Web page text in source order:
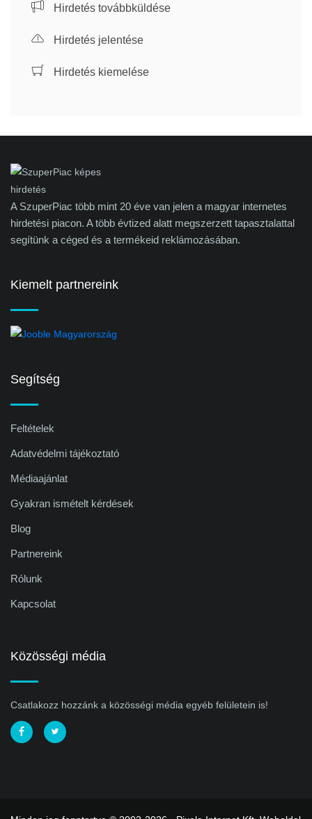
Hirdetés továbbküldése
Hirdetés jelentése
Hirdetés kiemelése
A SzuperPiac több mint 20 éve van jelen a magyar internetes
hirdetési piacon. A több évtized alatt megszerzett tapasztalattal
segítünk a céged és a termékeid reklámozásában.
Kiemelt partnereink
Segítség
Feltételek
Adatvédelmi tájékoztató
Médiaajánlat
Gyakran ismételt kérdések
Blog
Partnereink
Rólunk
Kapcsolat
Közösségi média
Csatlakozz hozzánk a közösségi média egyéb felületein is!